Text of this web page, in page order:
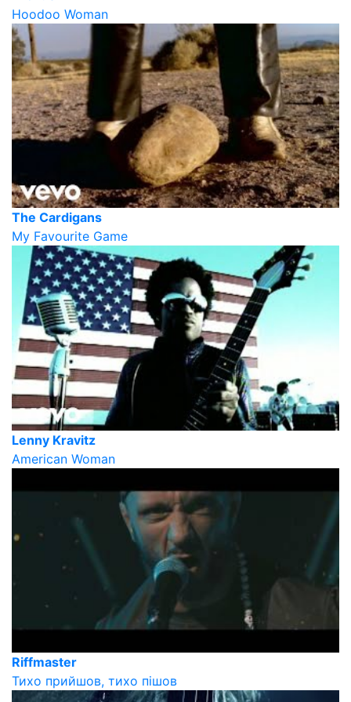
Hoodoo Woman
The Cardigans
My Favourite Game
Lenny Kravitz
American Woman
Riffmaster
Тихо прийшов, тихо пішов